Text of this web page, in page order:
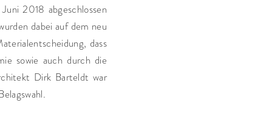
2018 abgeschlossen
dabei auf dem neu
dass
sowie auch durch die
Dirk Barteldt war